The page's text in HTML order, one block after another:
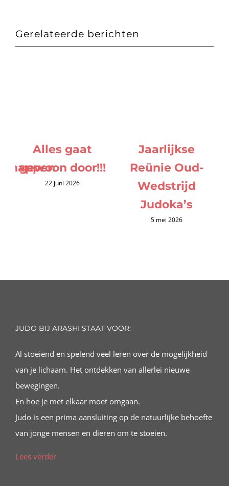
Gerelateerde berichten
Alles gaat
gewoon door!!!
22 juni 2026
Jaarlijkse
Reünie Oud-
Wedstrijd
Judoka’s
5 mei 2026
JUDO BIJ ARASHI STAAT VOOR:
Al stoeiend en spelend veel leren over de mogelijkheid
van je lichaam. Het ontdekken van allerlei nieuwe
bewegingen.
En hoe je met elkaar moet omgaan.
Judo is een prima aansluiting op de natuurlijke behoefte
van jonge mensen en dieren om te stoeien.
Lees verder